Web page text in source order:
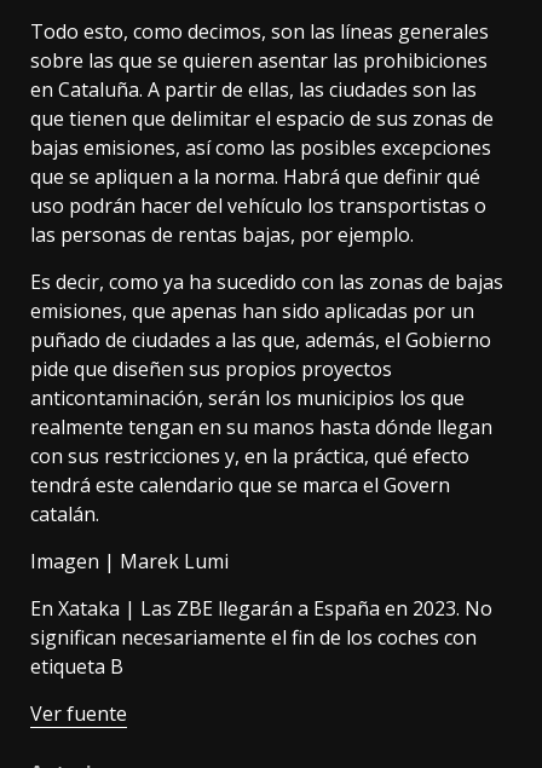
Todo esto, como decimos, son las líneas generales
sobre las que se quieren asentar las prohibiciones
en Cataluña. A partir de ellas, las ciudades son las
que tienen que delimitar el espacio de sus zonas de
bajas emisiones, así como las posibles excepciones
que se apliquen a la norma. Habrá que definir qué
uso podrán hacer del vehículo los transportistas o
las personas de rentas bajas, por ejemplo.
Es decir, como ya ha sucedido con las zonas de bajas
emisiones, que apenas han sido aplicadas por un
puñado de ciudades a las que, además, el Gobierno
pide que diseñen sus propios proyectos
anticontaminación, serán los municipios los que
realmente tengan en su manos hasta dónde llegan
con sus restricciones y, en la práctica, qué efecto
tendrá este calendario que se marca el Govern
catalán.
Imagen | Marek Lumi
En Xataka | Las ZBE llegarán a España en 2023. No
significan necesariamente el fin de los coches con
etiqueta B
Ver fuente